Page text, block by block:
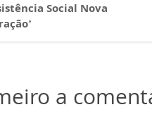
Social Nova
a